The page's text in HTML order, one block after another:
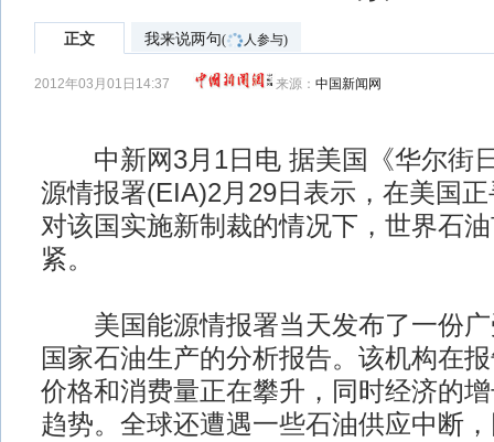
正文 我来说两句( 人参与)
2012年03月01日14:37 来源： 中国新闻网
中新网3月1日电 据美国《华尔街
源情报署(EIA)2月29日表示，在美国
对该国实施新制裁的情况下，世界石
紧。
美国能源情报署当天发布了一份广
国家石油生产的分析报告。该机构在
价格和消费量正在攀升，同时经济的
趋势。全球还遭遇一些石油供应中断